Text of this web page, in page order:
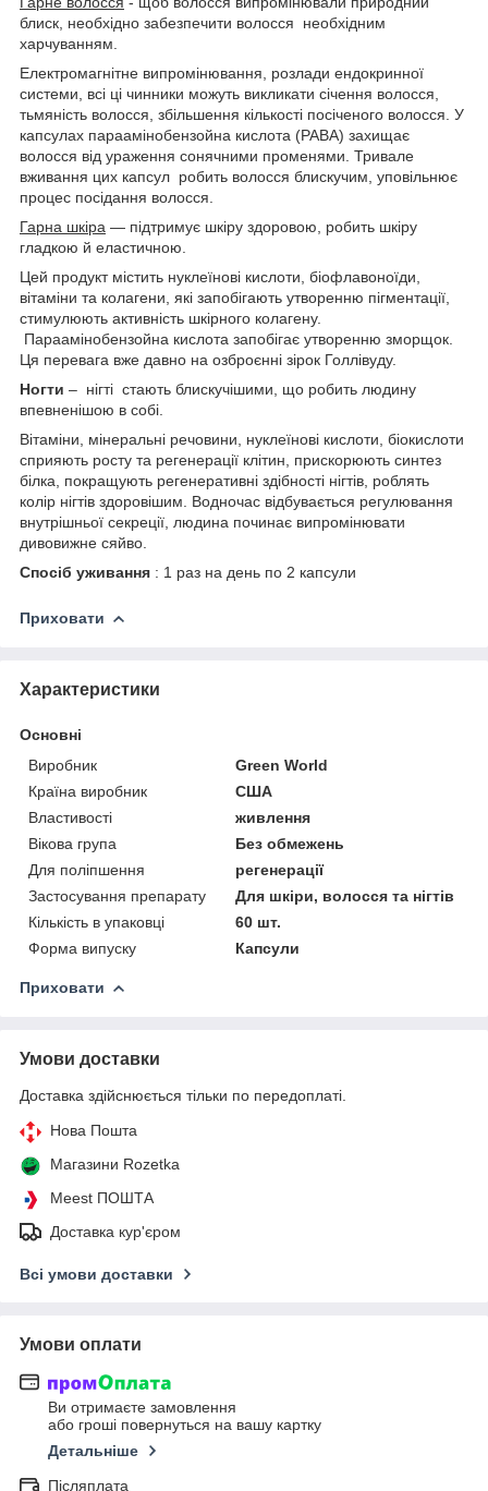
блиск, необхідно забезпечити волосся необхідним
харчуванням.
Електромагнітне випромінювання, розлади ендокринної
системи, всі ці чинники можуть викликати січення волосся,
тьмяність волосся, збільшення кількості посіченого волосся. У
капсулах параамінобензойна кислота (PABA) захищає
волосся від ураження сонячними променями. Тривале
вживання цих капсул робить волосся блискучим, уповільнює
процес посідання волосся.
Гарна шкіра — підтримує шкіру здоровою, робить шкіру
гладкою й еластичною.
Цей продукт містить нуклеїнові кислоти, біофлавоноїди,
вітаміни та колагени, які запобігають утворенню пігментації,
стимулюють активність шкірного колагену.
Параамінобензойна кислота запобігає утворенню зморщок.
Ця перевага вже давно на озброєнні зірок Голлівуду.
Ногти – нігті стають блискучішими, що робить людину
впевненішою в собі.
Вітаміни, мінеральні речовини, нуклеїнові кислоти, біокислоти
сприяють росту та регенерації клітин, прискорюють синтез
білка, покращують регенеративні здібності нігтів, роблять
колір нігтів здоровішим. Водночас відбувається регулювання
внутрішньої секреції, людина починає випромінювати
дивовижне сяйво.
Спосіб уживання : 1 раз на день по 2 капсули
Приховати
Характеристики
Основні
Виробник
Green World
Країна виробник
США
Властивості
живлення
Вікова група
Без обмежень
Для поліпшення
регенерації
Застосування препарату
Для шкіри, волосся та нігтів
Кількість в упаковці
60 шт.
Форма випуску
Капсули
Приховати
Умови доставки
Доставка здійснюється тільки по передоплаті.
Нова Пошта
Магазини Rozetka
Meest ПОШТА
Доставка кур'єром
Всі умови доставки
Умови оплати
Ви отримаєте замовлення
або гроші повернуться на вашу картку
Детальніше
Післяплата